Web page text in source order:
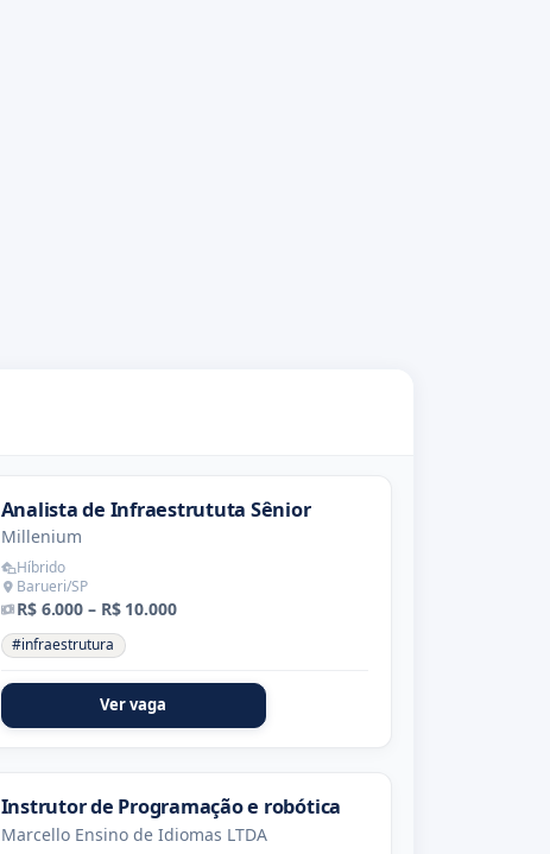
Analista de Infraestrututa Sênior
Millenium
Híbrido
Barueri/SP
R$ 6.000 – R$ 10.000
#infraestrutura
Ver vaga
Instrutor de Programação e robótica
Marcello Ensino de Idiomas LTDA